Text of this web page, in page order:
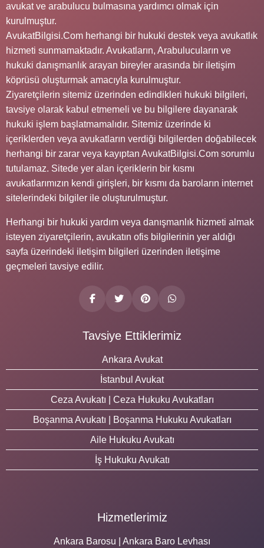
avukat ve arabulucu bulmasına yardımcı olmak için
kurulmuştur.
AvukatBilgisi.Com herhangi bir hukuki destek veya avukatlık
hizmeti sunmamaktadır. Avukatların, Arabulucuların ve
hukuki danışmanlık arayan bireyler arasında bir iletişim
köprüsü oluşturmak amacıyla kurulmuştur.
Ziyaretçilerin sitemiz üzerinden edindikleri hukuki bilgileri,
tavsiye olarak kabul etmemeli ve bu bilgilere dayanarak
hukuki işlem başlatmamalıdır. Sitemiz üzerinde ki
içeriklerden veya avukatların verdiği bilgilerden doğabilecek
herhangi bir zarar veya kayıptan AvukatBilgisi.Com sorumlu
tutulamaz. Sitede yer alan içeriklerin bir kısmı
avukatlarımızın kendi girişleri, bir kısmı da baroların internet
sitelerindeki bilgiler ile oluşturulmuştur.
Herhangi bir hukuki yardım veya danışmanlık hizmeti almak
isteyen ziyaretçilerin, avukatın ofis bilgilerinin yer aldığı
sayfa üzerindeki iletişim bilgileri üzerinden iletişime
geçmeleri tavsiye edilir.
Tavsiye Ettiklerimiz
Ankara Avukat
İstanbul Avukat
Ceza Avukatı | Ceza Hukuku Avukatları
Boşanma Avukatı | Boşanma Hukuku Avukatları
Aile Hukuku Avukatı
İş Hukuku Avukatı
Hizmetlerimiz
Ankara Barosu | Ankara Baro Levhası